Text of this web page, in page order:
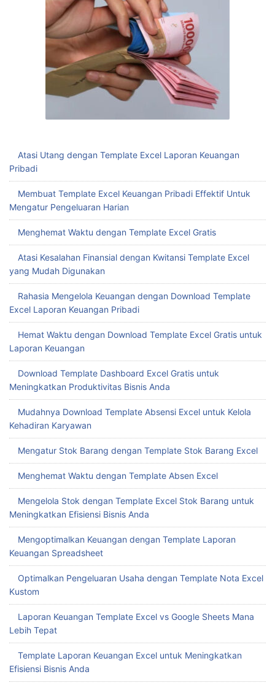
Atasi Utang dengan Template Excel Laporan Keuangan
Pribadi
Membuat Template Excel Keuangan Pribadi Effektif Untuk
Mengatur Pengeluaran Harian
Menghemat Waktu dengan Template Excel Gratis
Atasi Kesalahan Finansial dengan Kwitansi Template Excel
yang Mudah Digunakan
Rahasia Mengelola Keuangan dengan Download Template
Excel Laporan Keuangan Pribadi
Hemat Waktu dengan Download Template Excel Gratis untuk
Laporan Keuangan
Download Template Dashboard Excel Gratis untuk
Meningkatkan Produktivitas Bisnis Anda
Mudahnya Download Template Absensi Excel untuk Kelola
Kehadiran Karyawan
Mengatur Stok Barang dengan Template Stok Barang Excel
Menghemat Waktu dengan Template Absen Excel
Mengelola Stok dengan Template Excel Stok Barang untuk
Meningkatkan Efisiensi Bisnis Anda
Mengoptimalkan Keuangan dengan Template Laporan
Keuangan Spreadsheet
Optimalkan Pengeluaran Usaha dengan Template Nota Excel
Kustom
Laporan Keuangan Template Excel vs Google Sheets Mana
Lebih Tepat
Template Laporan Keuangan Excel untuk Meningkatkan
Efisiensi Bisnis Anda